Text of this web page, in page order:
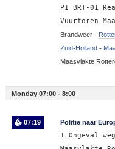
P1 BRT-01
Vuurtoren
Brandweer -
Zuid-Holland -
Maasvlakte
Monday 07:00 - 8:00
07:19 Politie naar
1 Ongeval